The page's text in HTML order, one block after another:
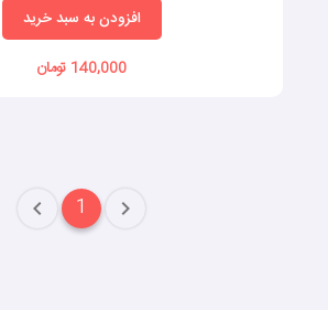
افزودن به سبد خرید
140,000 تومان
1